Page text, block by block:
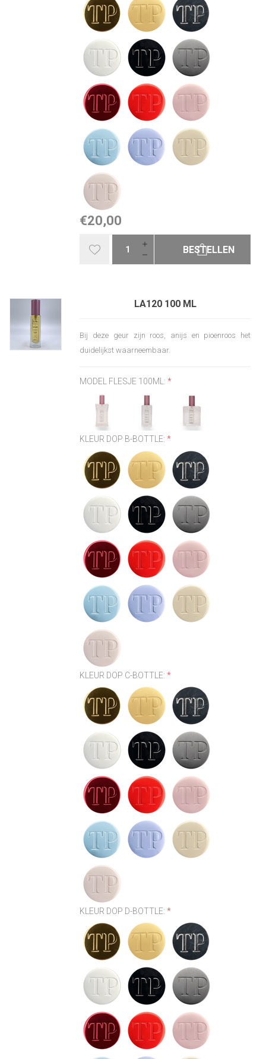
€20,00
BESTELLEN
LA120 100 ML
Bij deze geur zijn roos, anijs en pioenroos het
duidelijkst waarneembaar.
MODEL FLESJE 100ML:*
KLEUR DOP B-BOTTLE:*
KLEUR DOP C-BOTTLE:*
KLEUR DOP D-BOTTLE:*